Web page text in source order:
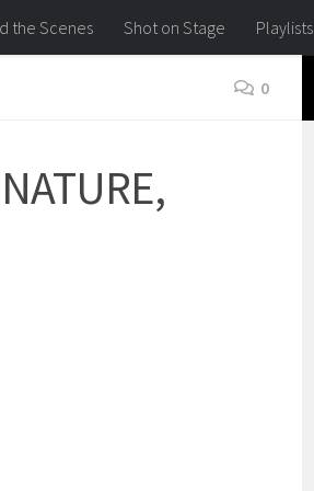
the Scenes Shot on Stage Playlists
0